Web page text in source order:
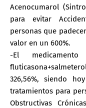
Acenocumarol
para evitar
personas que
valor en un 600%.
-El medicamento
326,56%, siendo
tratamientos para
Obstructivas